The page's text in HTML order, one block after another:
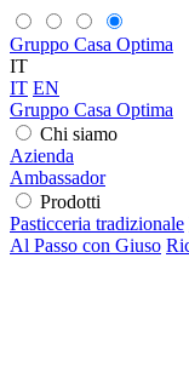
Gruppo Casa Optima
IT
IT EN
Gruppo Casa Optima
Chi siamo
Azienda
Ambassador
Prodotti
Pasticceria tradizionale
Al Passo con Giuso